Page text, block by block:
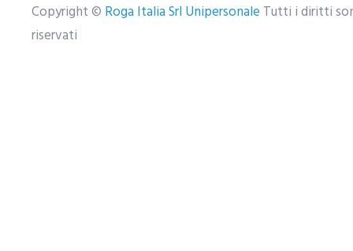
Copyright © Roga Italia Srl Unipersonale Tutti i diritti
riservati